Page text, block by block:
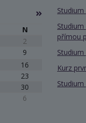
N
2
9
16
23
30
6
přímou
Kurz